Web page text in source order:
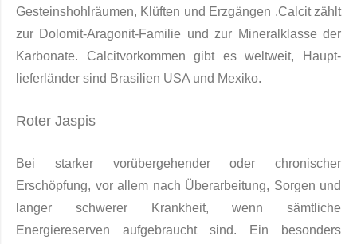
Gesteinshohlräumen, Klüften und Erzgängen .Calcit zählt
zur Dolomit-Arago­nit-Familie und zur Mineralklasse der
Karbonate. Calcitvorkommen gibt es weltweit, Haupt­
lieferländer sind Brasilien USA und Mexiko.
Roter Jaspis
Bei starker vorübergehender oder chronischer
Erschöpfung, vor allem nach Überarbeitung, Sorgen und
langer schwerer Krankheit, wenn sämtliche
Energiereserven aufgebraucht sind. Ein besonders